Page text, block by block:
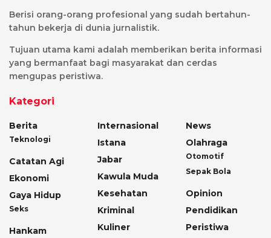
Berisi orang-orang profesional yang sudah bertahun-
tahun bekerja di dunia jurnalistik.
Tujuan utama kami adalah memberikan berita informasi
yang bermanfaat bagi masyarakat dan cerdas
mengupas peristiwa.
Kategori
Berita
Teknologi
Catatan Agi
Ekonomi
Gaya Hidup
Seks
Hankam
Internasional
Istana
Jabar
Kawula Muda
Kesehatan
Kriminal
Kuliner
News
Olahraga
Otomotif
Sepak Bola
Opinion
Pendidikan
Peristiwa